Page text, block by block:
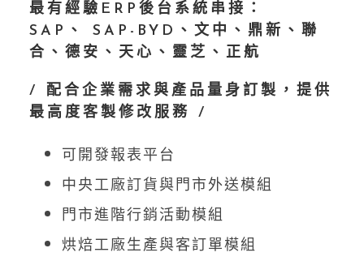
最有經驗ERP後台系統串接：
SAP、 SAP-BYD、文中、鼎新、聯
合、德安、天心、靈芝、正航
/ 配合企業需求與產品量身訂製，提供
最高度客製修改服務 /
可開發報表平台
中央工廠訂貨與門市外送模組
門市進階行銷活動模組
烘焙工廠生產與客訂單模組